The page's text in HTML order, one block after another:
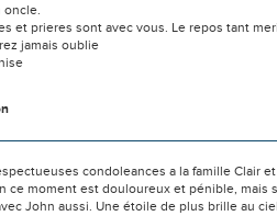
oncle.
et prieres sont avec vous. Le repos tant
jamais oublie
condoleances a la famille Clair
ce moment est douloureux et pénible,
John aussi. Une étoile de plus brille au